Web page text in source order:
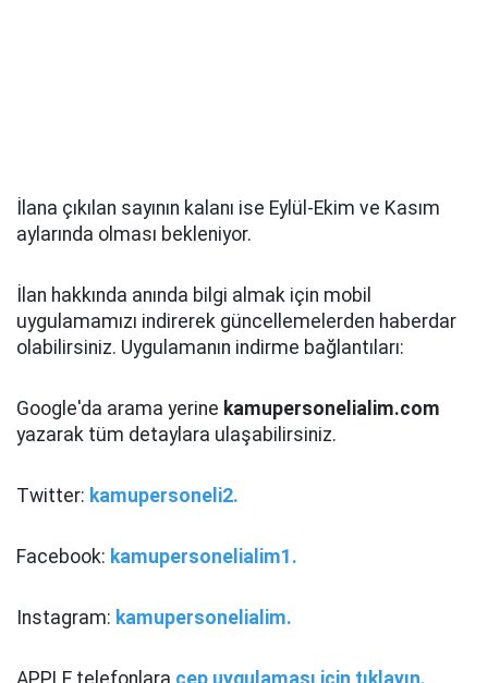
İlana çıkılan sayının kalanı ise Eylül-Ekim ve Kasım
aylarında olması bekleniyor.
İlan hakkında anında bilgi almak için mobil
uygulamamızı indirerek güncellemelerden haberdar
olabilirsiniz. Uygulamanın indirme bağlantıları:
Google'da arama yerine kamupersonelialim.com
yazarak tüm detaylara ulaşabilirsiniz.
Twitter: kamupersoneli2.
Facebook: kamupersonelialim1.
Instagram: kamupersonelialim.
APPLE telefonlara cep uygulaması için tıklayın.